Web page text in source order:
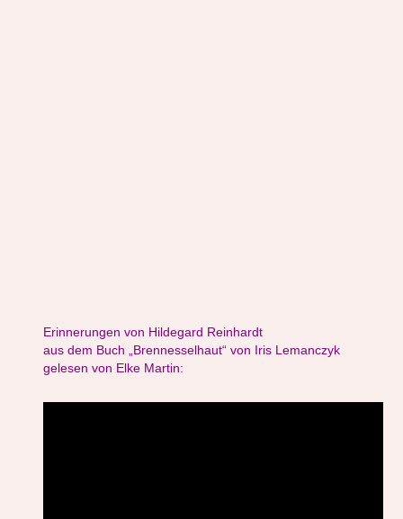
Erinnerungen von Hildegard Reinhardt
aus dem Buch „Brennesselhaut“ von Iris Lemanczyk
gelesen von Elke Martin: